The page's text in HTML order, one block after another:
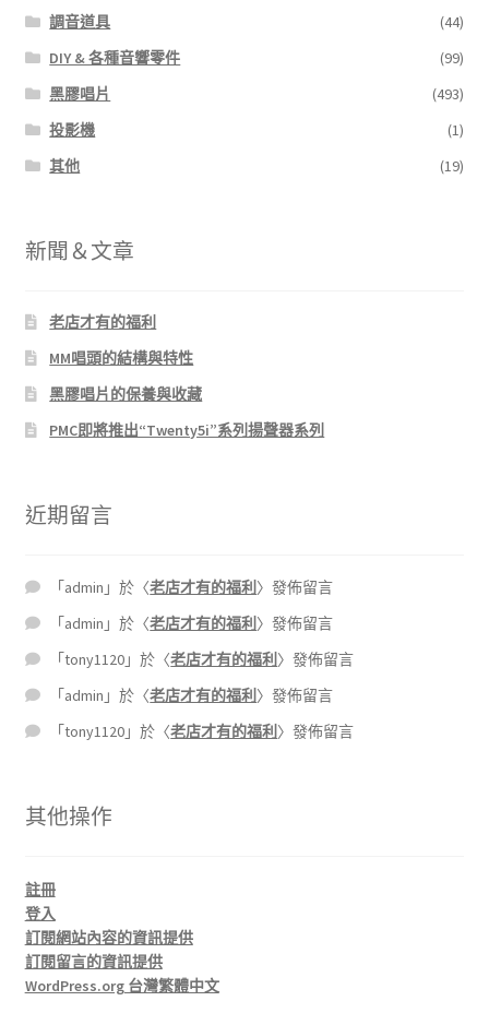
調音道具
(44)
DIY & 各種音響零件
(99)
黑膠唱片
(493)
投影機
(1)
其他
(19)
新聞＆文章
老店才有的福利
MM唱頭的結構與特性
黑膠唱片的保養與收藏
PMC即將推出“Twenty5i”系列揚聲器系列
近期留言
「admin 」於〈老店才有的福利 〉發佈留言
「admin 」於〈老店才有的福利 〉發佈留言
「tony1120 」於〈老店才有的福利 〉發佈留言
「admin 」於〈老店才有的福利 〉發佈留言
「tony1120 」於〈老店才有的福利 〉發佈留言
其他操作
註冊
登入
訂閱網站內容的資訊提供
訂閱留言的資訊提供
WordPress.org 台灣繁體中文